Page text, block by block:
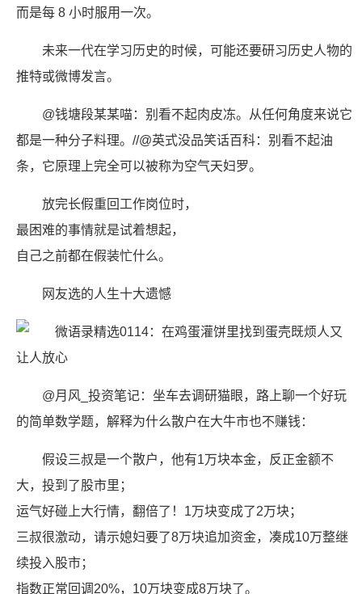
而是每 8 小时服用一次。
未来一代在学习历史的时候，可能还要研习历史人物的
推特或微博发言。
@钱塘段某某喵：别看不起肉皮冻。从任何角度来说它
都是一种分子料理。//@英式没品笑话百科：别看不起油
条，它原理上完全可以被称为空气天妇罗。
放完长假重回工作岗位时，
最困难的事情就是试着想起，
自己之前都在假装忙什么。
网友选的人生十大遗憾 ​​​​
@月风_投资笔记：坐车去调研猫眼，路上聊一个好玩
的简单数学题，解释为什么散户在大牛市也不赚钱：
假设三叔是一个散户，他有1万块本金，反正金额不
大，投到了股市里；
运气好碰上大行情，翻倍了！1万块变成了2万块；
三叔很激动，请示媳妇要了8万块追加资金，凑成10万整继
续投入股市；
指数正常回调20%，10万块变成8万块了。